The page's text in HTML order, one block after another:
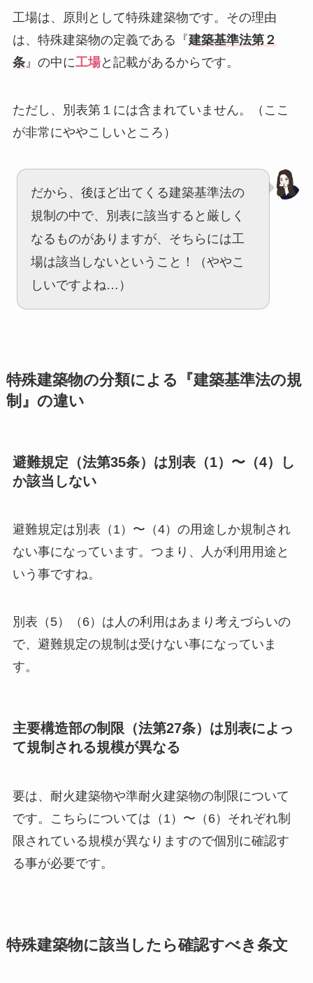
工場は、原則として特殊建築物です。その理由
は、特殊建築物の定義である『建築基準法第２
条』の中に工場と記載があるからです。
ただし、別表第１には含まれていません。（ここ
が非常にややこしいところ）
だから、後ほど出てくる建築基準法の
規制の中で、別表に該当すると厳しく
なるものがありますが、そちらには工
場は該当しないということ！（ややこ
しいですよね…）
特殊建築物の分類による『建築基準法の規
制』の違い
避難規定（法第35条）は別表（1）〜（4）し
か該当しない
避難規定は別表（1）〜（4）の用途しか規制され
ない事になっています。つまり、人が利用用途と
いう事ですね。
別表（5）（6）は人の利用はあまり考えづらいの
で、避難規定の規制は受けない事になっていま
す。
主要構造部の制限（法第27条）は別表によっ
て規制される規模が異なる
要は、耐火建築物や準耐火建築物の制限について
です。こちらについては（1）〜（6）それぞれ制
限されている規模が異なりますので個別に確認す
る事が必要です。
特殊建築物に該当したら確認すべき条文